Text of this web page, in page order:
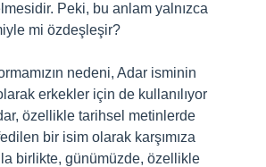
Peki, bu anlam yalnızca
mi özdeşleşir?
nedeni, Adar isminin
erkekler için de kullanılıyor
özellikle tarihsel metinlerde
bir isim olarak karşımıza
birlikte, günümüzde, özellikle